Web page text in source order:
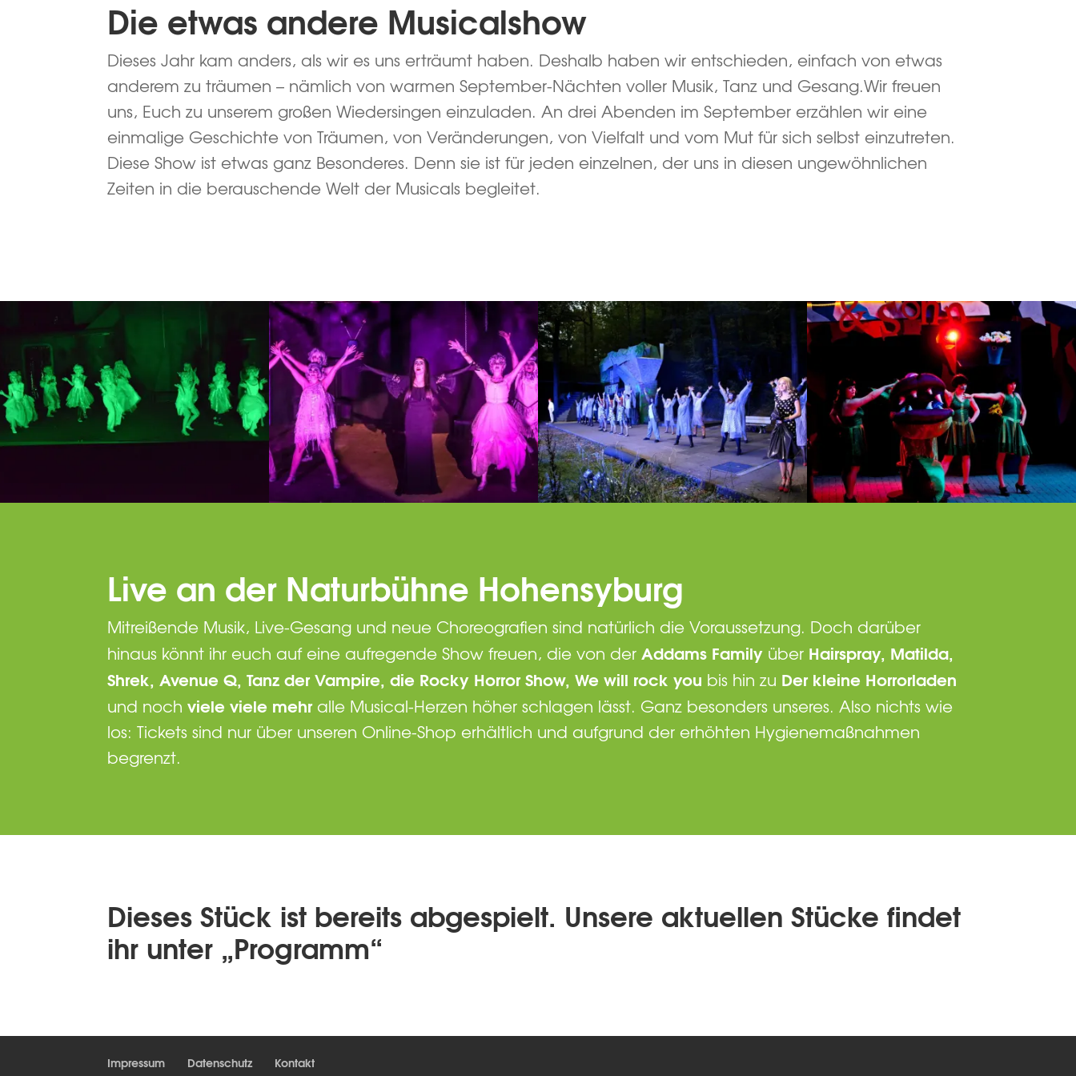
Die etwas andere Musicalshow
Dieses Jahr kam anders, als wir es uns erträumt haben. Deshalb haben wir entschieden, einfach von etwas
anderem zu träumen – nämlich von warmen September-Nächten voller Musik, Tanz und Gesang.Wir freuen
uns, Euch zu unserem großen Wiedersingen einzuladen. An drei Abenden im September erzählen wir eine
einmalige Geschichte von Träumen, von Veränderungen, von Vielfalt und vom Mut für sich selbst einzutreten.
Diese Show ist etwas ganz Besonderes. Denn sie ist für jeden einzelnen, der uns in diesen ungewöhnlichen
Zeiten in die berauschende Welt der Musicals begleitet.
Live an der Naturbühne Hohensyburg
Mitreißende Musik, Live-Gesang und neue Choreografien sind natürlich die Voraussetzung. Doch darüber
hinaus könnt ihr euch auf eine aufregende Show freuen, die von derAddams Family über Hairspray, Matilda,
Shrek, Avenue Q, Tanz der Vampire, die Rocky Horror Show, We will rock you bis hin zu Der kleine Horrorladen
und nochviele viele mehralle Musical-Herzen höher schlagen lässt. Ganz besonders unseres. Also nichts wie
los: Tickets sind nur über unseren Online-Shop erhältlich und aufgrund der erhöhten Hygienemaßnahmen
begrenzt.
Dieses Stück ist bereits abgespielt. Unsere aktuellen Stücke findet
ihr unter „Programm“
Impressum Datenschutz Kontakt